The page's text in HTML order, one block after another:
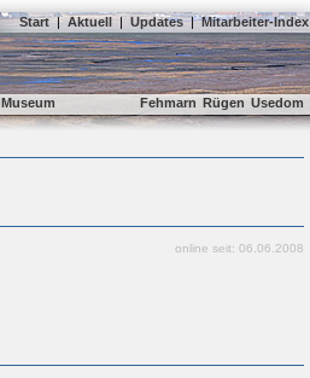
Start | Aktuell | Updates | Mitarbeiter-Index
Museum Fehmarn Rügen Usedom
online seit: 06.06.2008